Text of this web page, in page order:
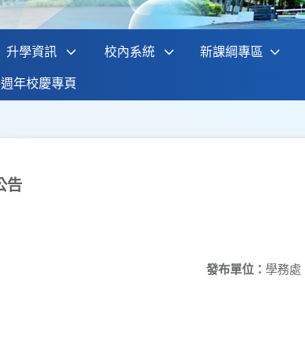
升學資訊 校內系統 新課綱專區
年校慶專頁
告
發布單位： 學務處